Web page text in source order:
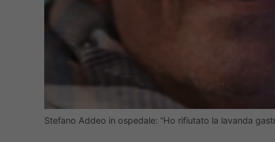
Stefano Addeo in ospedale: “Ho rifiutato la lavanda